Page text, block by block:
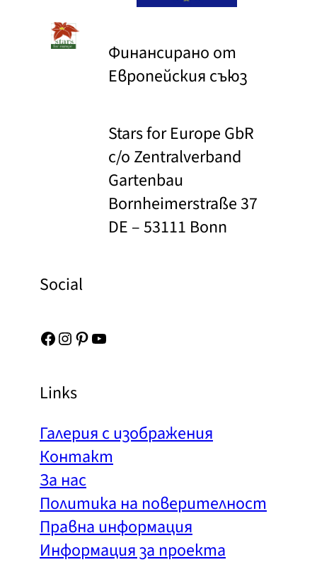
Финансирано от
Европейския съюз
Stars for Europe GbR
c/o Zentralverband
Gartenbau
Bornheimerstraße 37
DE – 53111 Bonn
Social
Facebook Instagram Pinterest YouTube
Links
Галерия с изображения
Контакт
За нас
Политика на поверителност
Правна информация
Информация за проекта